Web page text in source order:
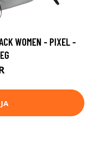
WOMEN - PIXEL -